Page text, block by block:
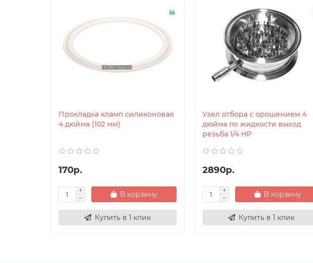
Прокладка кламп силиконовая
4 дюйма (102 мм)
170р.
В корзину
Купить в 1 клик
Узел отбора с орошением 4
дюйма по жидкости выход
резьба 1/4 НР
2890р.
В корзину
Купить в 1 клик